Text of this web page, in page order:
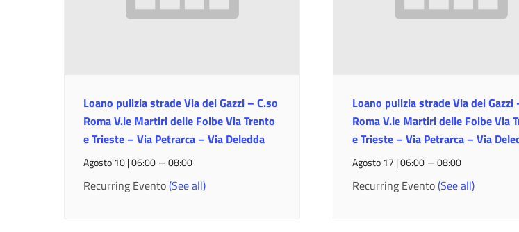
Loano pulizia strade Via dei Gazzi – C.so
Roma V.le Martiri delle Foibe Via Trento
e Trieste – Via Petrarca – Via Deledda
Agosto 10 | 06:00 –08:00
Recurring Evento(See all)
Loano pulizia strade Via dei Gazzi
Roma V.le Martiri delle Foibe Via
e Trieste – Via Petrarca – Via
Agosto 17 | 06:00– 08:00
Recurring Evento(See all)